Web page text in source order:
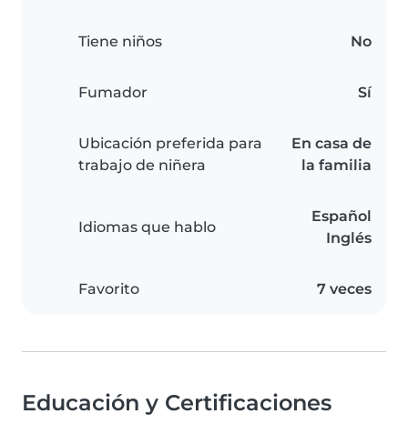
Tiene niños No
Fumador Sí
Ubicación preferida para
trabajo de niñera
En casa de
la familia
Idiomas que hablo
Español
Inglés
Favorito 7 veces
Educación y Certificaciones